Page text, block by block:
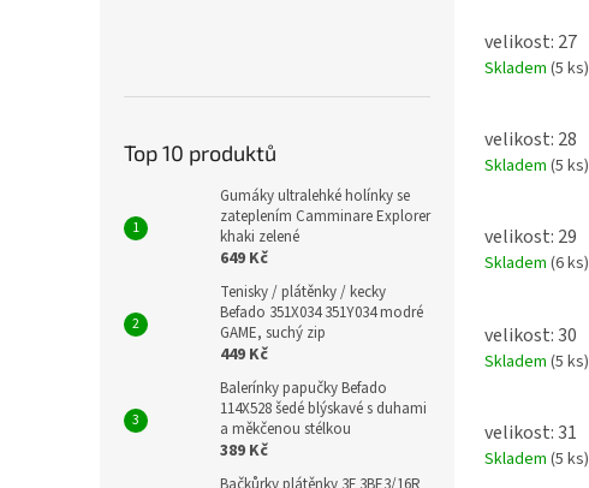
Top 10 produktů
Gumáky ultralehké holínky se
zateplením Camminare Explorer
khaki zelené
649 Kč
Tenisky / plátěnky / kecky
Befado 351X034 351Y034 modré
GAME, suchý zip
449 Kč
Balerínky papučky Befado
114X528 šedé blýskavé s duhami
a měkčenou stélkou
389 Kč
velikost: 27
Skladem (5 ks)
velikost: 28
Skladem (5 ks)
velikost: 29
Skladem (6 ks)
velikost: 30
Skladem (5 ks)
velikost: 31
Skladem (5 ks)